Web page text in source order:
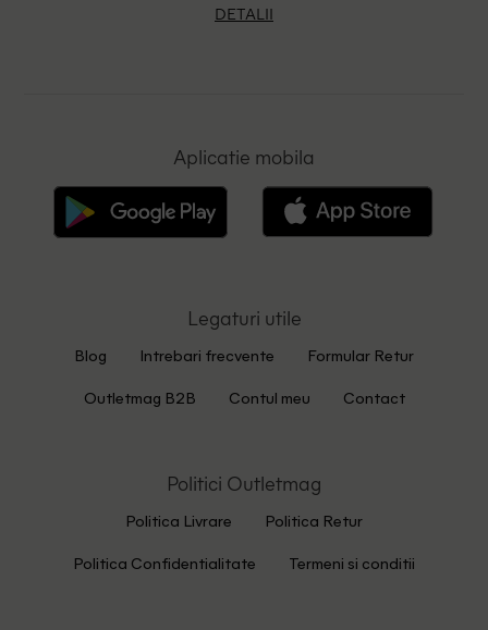
DETALII
Aplicatie mobila
Legaturi utile
Blog Intrebari frecvente Formular Retur
Outletmag B2B Contul meu Contact
Politici Outletmag
Politica Livrare Politica Retur
Politica Confidentialitate Termeni si conditii